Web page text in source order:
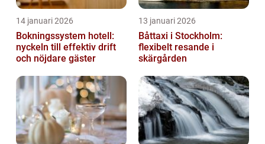
14 januari 2026
Bokningssystem hotell:
nyckeln till effektiv drift
och nöjdare gäster
13 januari 2026
Båttaxi i Stockholm:
flexibelt resande i
skärgården